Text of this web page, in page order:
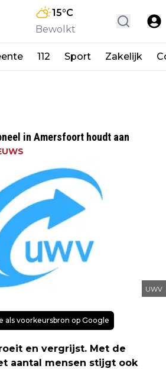
15°C
Bewolkt
112 Sport Zakelijk
in Amersfoort houdt aan
UWV
als voorkeursbron op Google
en vergrijst. Met de
aantal mensen stijgt ook